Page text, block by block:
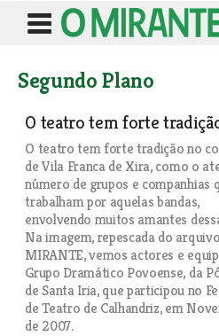
Segundo Plano
O teatro tem forte
O teatro tem forte tradição no
de Vila Franca de Xira, como o
número de grupos e companhias
trabalham por aquelas bandas,
envolvendo muitos amantes
Na imagem, repescada do
MIRANTE, vemos actores e
Grupo Dramático Povoense, da
de Santa Iria, que participou no
de Teatro de Calhandriz, em
de 2007.